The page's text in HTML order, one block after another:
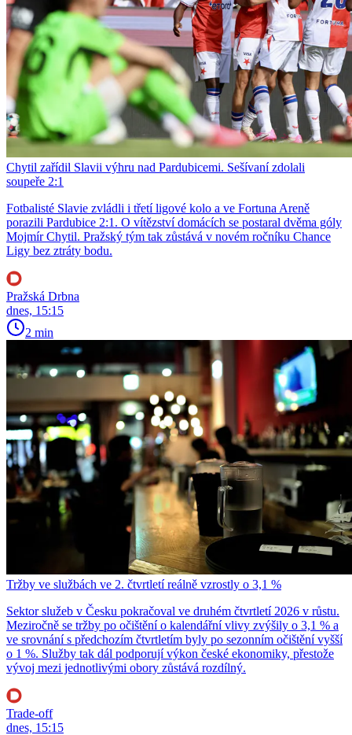
Chytil zařídil Slavii výhru nad Pardubicemi. Sešívaní zdolali
soupeře 2:1
Fotbalisté Slavie zvládli i třetí ligové kolo a ve Fortuna Areně
porazili Pardubice 2:1. O vítězství domácích se postaral dvěma góly
Mojmír Chytil. Pražský tým tak zůstává v novém ročníku Chance
Ligy bez ztráty bodu.
Pražská Drbna
dnes, 15:15
2 min
Tržby ve službách ve 2. čtvrtletí reálně vzrostly o 3,1 %
Sektor služeb v Česku pokračoval ve druhém čtvrtletí 2026 v růstu.
Meziročně se tržby po očištění o kalendářní vlivy zvýšily o 3,1 % a
ve srovnání s předchozím čtvrtletím byly po sezonním očištění vyšší
o 1 %. Služby tak dál podporují výkon české ekonomiky, přestože
vývoj mezi jednotlivými obory zůstává rozdílný.
Trade-off
dnes, 15:15